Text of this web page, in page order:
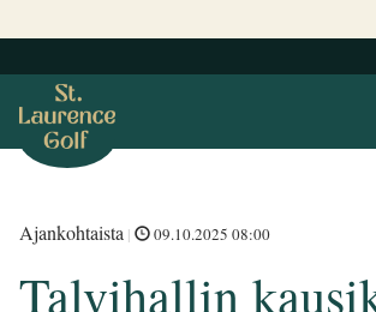
Ajankohtaista | 09.10.2025 08:00
Talvihallin